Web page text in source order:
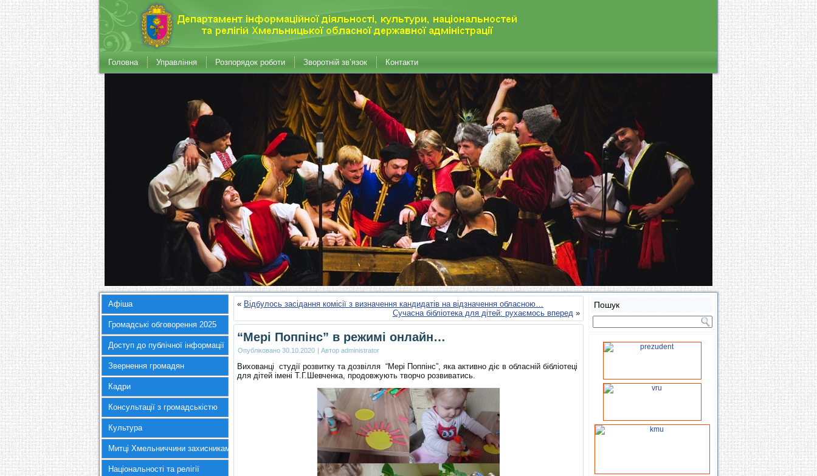
Головна Управління Розпорядок роботи Зворотній зв’язок Контакти
Афіша
Громадські обговорення 2025
Доступ до публічної інформації
Звернення громадян
Кадри
Консультації з громадськістю
Культура
Митці Хмельниччини захисникам України
Національності та релігії
« Відбулось засідання комісії з визначення кандидатів на відзначення обласною…
Сучасна бібліотека для дітей: рухаємось вперед »
“Мері Поппінс” в режимі онлайн…
Опубліковано 30.10.2020 | Автор administrator
Вихованці студії розвитку та дозвілля “Мері Поппінс”, яка активно діє в обласній бібліотеці
для дітей імені Т.Г.Шевченка, продовжують творчо розвиватись.
Пошук